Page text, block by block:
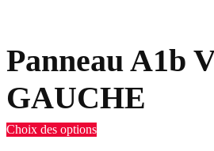
Panneau A1b
GAUCHE
Choix des options